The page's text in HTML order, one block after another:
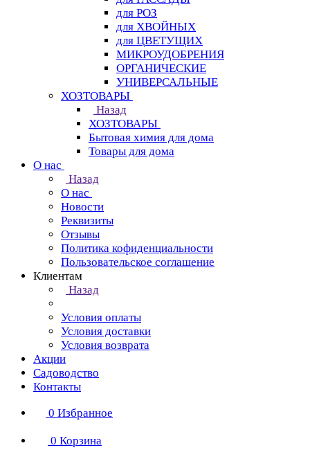
для РОЗ
для ХВОЙНЫХ
для ЦВЕТУЩИХ
МИКРОУДОБРЕНИЯ
ОРГАНИЧЕСКИЕ
УНИВЕРСАЛЬНЫЕ
ХОЗТОВАРЫ
Назад
ХОЗТОВАРЫ
Бытовая химия для дома
Товары для дома
О нас
Назад
О нас
Новости
Реквизиты
Отзывы
Политика кофиденциальности
Пользовательское соглашение
Клиентам
Назад
Условия оплаты
Условия доставки
Условия возврата
Акции
Садоводство
Контакты
0 Избранное
0 Корзина